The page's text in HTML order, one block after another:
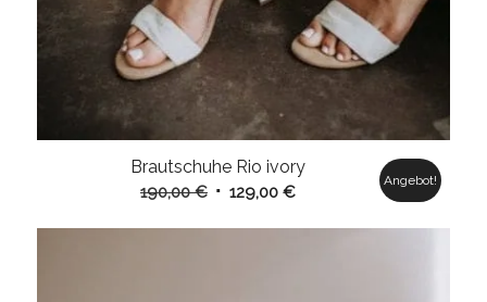
Brautschuhe Rio ivory
190,00€ Ursprünglicher
129,00 €Aktueller
Angebot!